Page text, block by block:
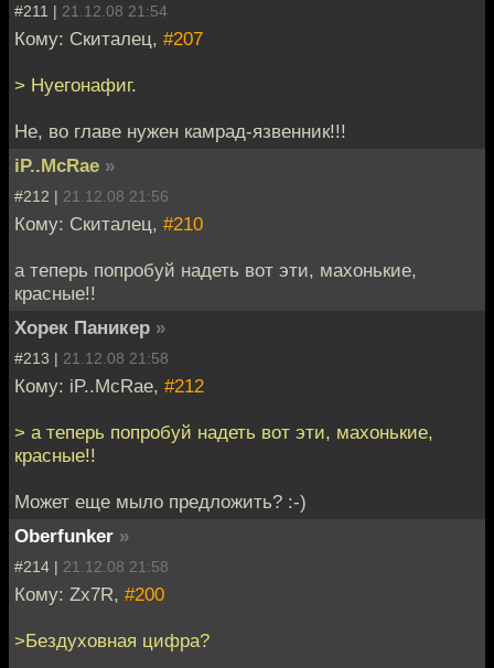
#211 | 21.12.08 21:54
Кому: Скиталец, #207
> Нуегонафиг.
Не, во главе нужен камрад-язвенник!!!
iP..McRae »
#212 | 21.12.08 21:56
Кому: Скиталец, #210
а теперь попробуй надеть вот эти, махонькие,
красные!!
Хорек Паникер »
#213 | 21.12.08 21:58
Кому: iP..McRae, #212
> а теперь попробуй надеть вот эти, махонькие,
красные!!
Может еще мыло предложить? :-)
Oberfunker »
#214 | 21.12.08 21:58
Кому: Zx7R, #200
>Бездуховная цифра?